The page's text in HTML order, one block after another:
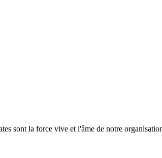
sont la force vive et l'âme de notre